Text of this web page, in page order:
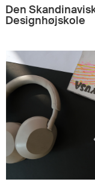
Den
Designhøjskole